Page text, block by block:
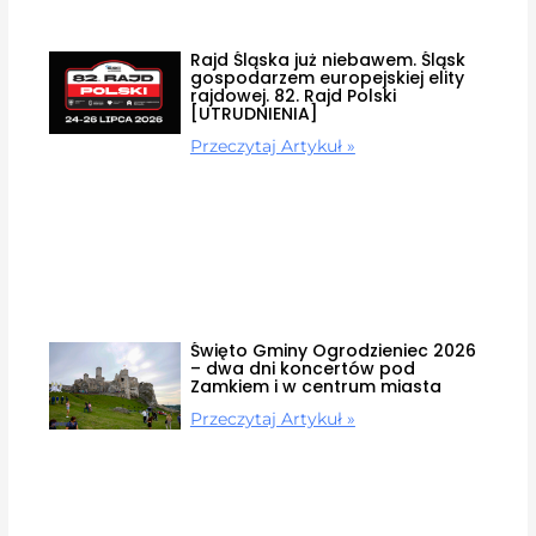
Rajd Śląska już niebawem. Śląsk
gospodarzem europejskiej elity
rajdowej. 82. Rajd Polski
[UTRUDNIENIA]
Przeczytaj Artykuł »
Święto Gminy Ogrodzieniec 2026
– dwa dni koncertów pod
Zamkiem i w centrum miasta
Przeczytaj Artykuł »